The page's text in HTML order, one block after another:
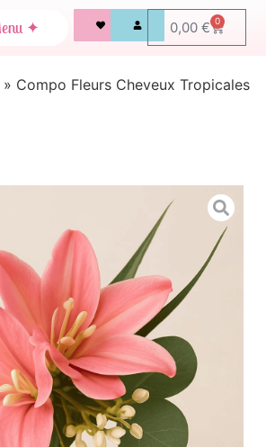
0,00 € 0
» Compo Fleurs Cheveux Tropicales